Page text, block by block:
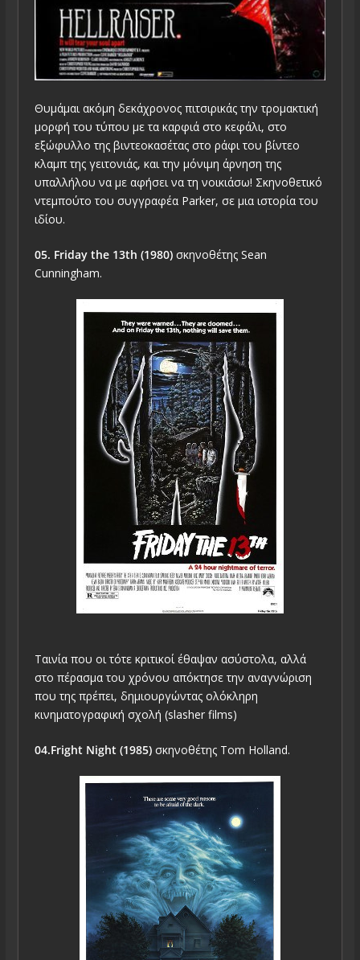
Θυμάμαι ακόμη δεκάχρονος πιτσιρικάς την τρομακτική
μορφή του τύπου με τα καρφιά στο κεφάλι, στο
εξώφυλλο της βιντεοκασέτας στο ράφι του βίντεο
κλαμπ της γειτονιάς, και την μόνιμη άρνηση της
υπαλλήλου να με αφήσει να τη νοικιάσω! Σκηνοθετικό
ντεμπούτο του συγγραφέα Parker, σε μια ιστορία του
ιδίου.
05. Friday the 13th (1980)σκηνοθέτης Sean
Cunningham.
Ταινία που οι τότε κριτικοί έθαψαν ασύστολα, αλλά
στο πέρασμα του χρόνου απόκτησε την αναγνώριση
που της πρέπει, δημιουργώντας ολόκληρη
κινηματογραφική σχολή (slasher films)
04.Fright Night (1985)σκηνοθέτης Tom Holland.